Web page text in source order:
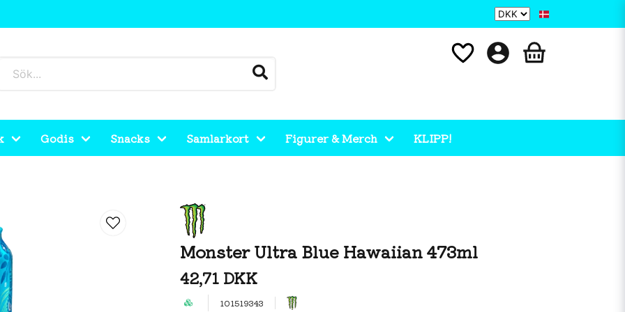
Godis Snacks Samlarkort Figurer & Merch KLIPP!
Monster Ultra Blue Hawaiian 473ml
42,71 DKK
101519343